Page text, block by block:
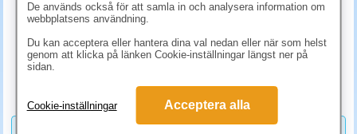
Vad ska du tänka på vid val av tidskriftssamlare?
ändamål du behöver den till. Det gäller inte bara att storleken är rätt,
både färg och material ska dessutom passa in i den miljö du ska
tidskriftssamlare med flera fack. Då kan du organisera utifrån tidskrift
och datum. Ha också kvalitet i åtanke, beroende på hur mycket du tror
den kommer användas.
73.80 kr (inkl. moms)
De används också för att samla in och analysera information om
webbplatsens användning.
Du kan acceptera eller hantera dina val nedan eller när som helst
genom att klicka på länken Cookie-inställningar längst ner på
sidan.
Cookie-inställningar Acceptera alla